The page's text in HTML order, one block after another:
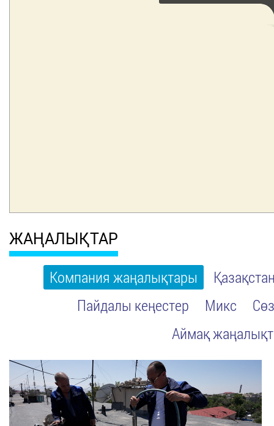
ЖАҢАЛЫҚТАР
Компания жаңалықтары
Пайдалы кеңестер
Микс
Аймақ